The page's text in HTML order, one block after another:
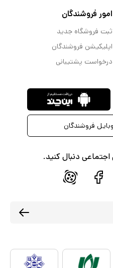
امور فروشندگان
ثبت فروشگاه جدید
اپلیکیشن فروشندگان
درخواست پشتیبانی
فروشندگان
دنبال کنید.